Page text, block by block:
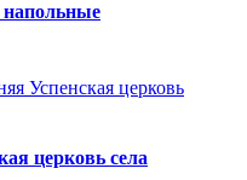
церковь села